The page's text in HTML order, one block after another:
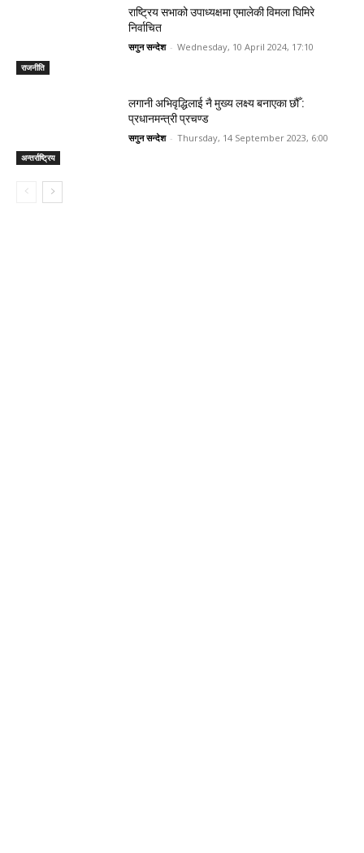
राजनीति
राष्ट्रिय सभाको उपाध्यक्षमा एमालेकी विमला घिमिरे
निर्वाचित
सगुन सन्देश - Wednesday, 10 April 2024, 17:10
अन्तर्राष्ट्रिय
लगानी अभिवृद्धिलाई नै मुख्य लक्ष्य बनाएका छौँ :
प्रधानमन्त्री प्रचण्ड
सगुन सन्देश - Thursday, 14 September 2023, 6:00